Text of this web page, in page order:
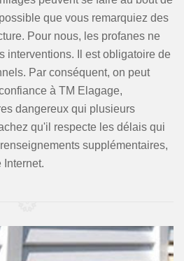
que vous remarquiez des
Pour nous, les profanes ne
interventions. Il est obligatoire de
Par conséquent, on peut
à TM Elagage,
dangereux qui plusieurs
qu'il respecte les délais qui
supplémentaires,
Internet.